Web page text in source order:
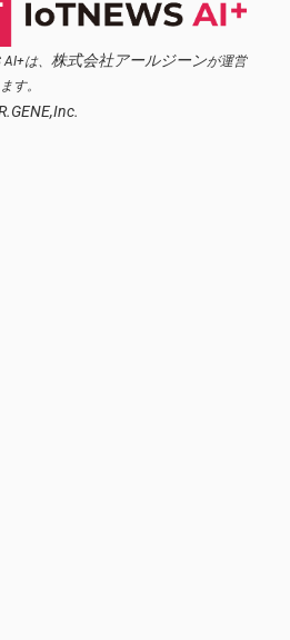
は、 株式会社アールジーンが運営
す。